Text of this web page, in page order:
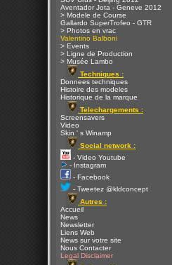
Aventador Jota - Geneve 2012
> Modele de Course
Gallardo SuperTrofeo - GTR
> Photos en vrac
Valentino Balboni
> Events
> Ligne de Production
> Musée Lambo
Techniques :
Donnees techniques
Histoire des modeles
Historique de la marque
Telechargements :
Screensavers
Video
Skin ' s Winamp
Social network :
- Video Youtube
- Instagram
- Facebook
- Tweetez @kldconcept
Autres :
Accueil
News
Newsletter
Liens Web
News sur votre site
Nous Contacter
Legal Disclaimer